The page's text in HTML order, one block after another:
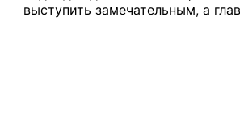
выступить замечательным, а